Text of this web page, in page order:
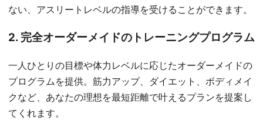
ない、アスリートレベルの指導を受けることができます。
2. 完全オーダーメイドのトレーニングプログラム
一人ひとりの目標や体力レベルに応じたオーダーメイドの
プログラムを提供。筋力アップ、ダイエット、ボディメイ
クなど、あなたの理想を最短距離で叶えるプランを提案し
てくれます。